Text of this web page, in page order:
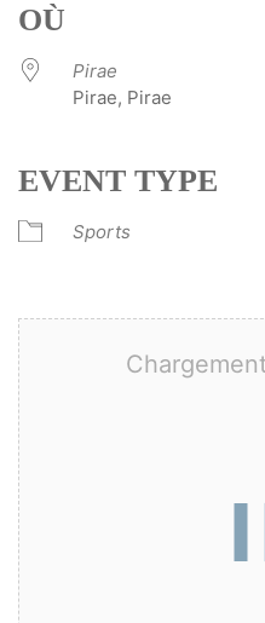
OÙ
Pirae
Pirae, Pirae
EVENT TYPE
Sports